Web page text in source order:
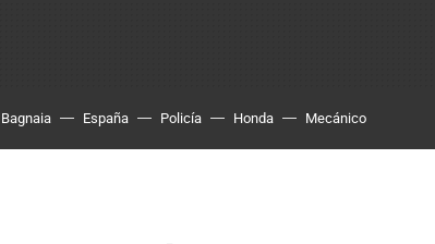
España Policía Honda Mecánico